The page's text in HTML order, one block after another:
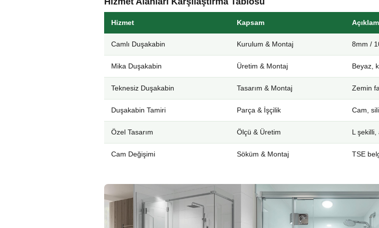
Hizmet Kapsam
Camlı Duşakabin Kurulum & Montaj 8mm /
Mika Duşakabin Üretim & Montaj Beyaz,
Teknesiz Duşakabin Tasarım & Montaj Zemin
Duşakabin Tamiri Parça & İşçilik Cam,
Özel Tasarım Ölçü & Üretim L şekilli,
Cam Değişimi Söküm & Montaj TSE